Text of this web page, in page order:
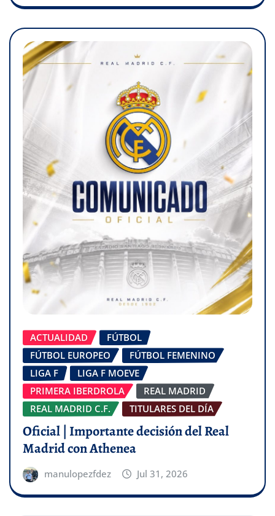
ACTUALIDAD
FÚTBOL
FÚTBOL EUROPEO
FÚTBOL FEMENINO
LIGA F
LIGA F MOEVE
PRIMERA IBERDROLA
REAL MADRID
REAL MADRID C.F.
TITULARES DEL DÍA
Oficial | Importante decisión del Real
Madrid con Athenea
manulopezfdez Jul 31, 2026